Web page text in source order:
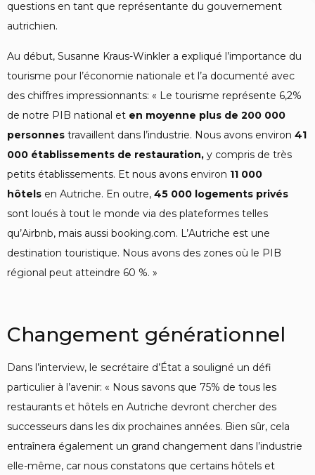
questions en tant que représentante du gouvernement
autrichien.
Au début, Susanne Kraus-Winkler a expliqué l’importance du
tourisme pour l’économie nationale et l’a documenté avec
des chiffres impressionnants: « Le tourisme représente 6,2%
de notre PIB national et en moyenne plus de 200 000
personnes travaillent dans l’industrie. Nous avons environ 41
000 établissements de restauration, y compris de très
petits établissements. Et nous avons environ 11 000
hôtels en Autriche. En outre, 45 000 logements privés
sont loués à tout le monde via des plateformes telles
qu’Airbnb, mais aussi booking.com. L’Autriche est une
destination touristique. Nous avons des zones où le PIB
régional peut atteindre 60 %. »
Changement générationnel
Dans l’interview, le secrétaire d’État a souligné un défi
particulier à l’avenir: « Nous savons que 75% de tous les
restaurants et hôtels en Autriche devront chercher des
successeurs dans les dix prochaines années. Bien sûr, cela
entraînera également un grand changement dans l’industrie
elle-même, car nous constatons que certains hôtels et